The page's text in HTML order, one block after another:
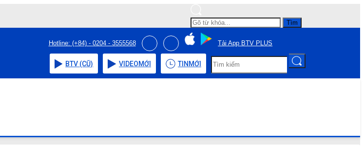
Tìm
Hotline: (+84) - 0204 - 3555568 Tải App BTV PLUS
BTV (CŨ) VIDEOMỚI TIN MỚI